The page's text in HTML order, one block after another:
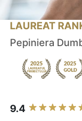
LAUREAT
Pepiniera
9.4